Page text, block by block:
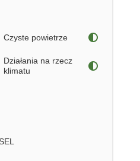
Czyste powietrze
Działania na rzecz
klimatu